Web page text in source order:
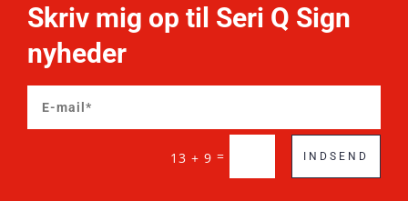
Skriv mig op til Seri Q Sign
nyheder
13 + 9 = INDSEND